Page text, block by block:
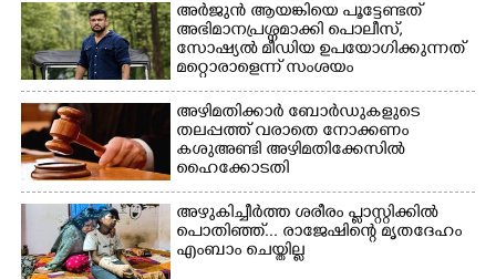
അർജുൻ ആയങ്കിയെ പൂട്ടേണ്ടത്
അഭിമാനപ്രശ്നമാക്കി പൊലീസ്,
സാേഷ്യൽ മീഡിയ ഉപയോഗിക്കുന്നത്
മറ്റൊരാളെന്ന് സംശയം
അഴിമതിക്കാർ ബോർഡുകളുടെ
തലപ്പത്ത് വരാതെ നോക്കണം
കശുഅണ്ടി അഴിമതിക്കേസിൽ
ഹൈക്കോടതി
അഴുകിച്ചീർത്ത ശരീരം പ്ളാസ്റ്റിക്കിൽ
പൊതിഞ്ഞ്... രാജേഷിന്റെ മൃതദേഹം
എംബാം ചെയ്തില്ല